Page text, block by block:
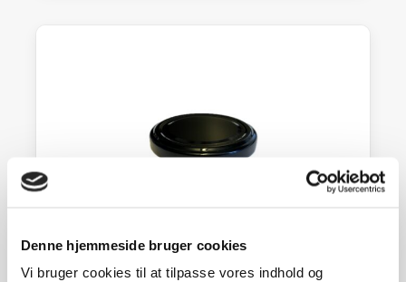
Denne hjemmeside bruger cookies
Vi bruger cookies til at tilpasse vores indhold og